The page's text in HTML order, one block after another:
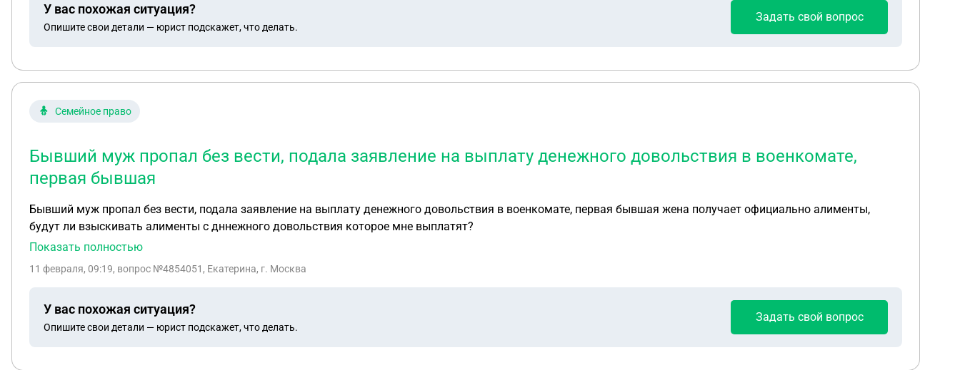
У вас похожая ситуация?
Опишите свои детали — юрист подскажет, что делать.
Задать свой вопрос
Семейное право
Бывший муж пропал без вести, подала заявление на выплату денежного довольствия в военкомате,
первая бывшая
Бывший муж пропал без вести, подала заявление на выплату денежного довольствия в военкомате, первая бывшая жена получает официально алименты,
будут ли взыскивать алименты с дннежного довольствия которое мне выплатят?
Показать полностью
11 февраля, 09:19, вопрос №4854051, Екатерина, г. Москва
У вас похожая ситуация?
Опишите свои детали — юрист подскажет, что делать.
Задать свой вопрос